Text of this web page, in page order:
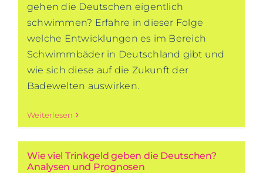
gehen die Deutschen eigentlich
schwimmen? Erfahre in dieser Folge
welche Entwicklungen es im Bereich
Schwimmbäder in Deutschland gibt und
wie sich diese auf die Zukunft der
Badewelten auswirken.
Weiterlesen
Wie viel Trinkgeld geben die Deutschen?
Analysen und Prognosen